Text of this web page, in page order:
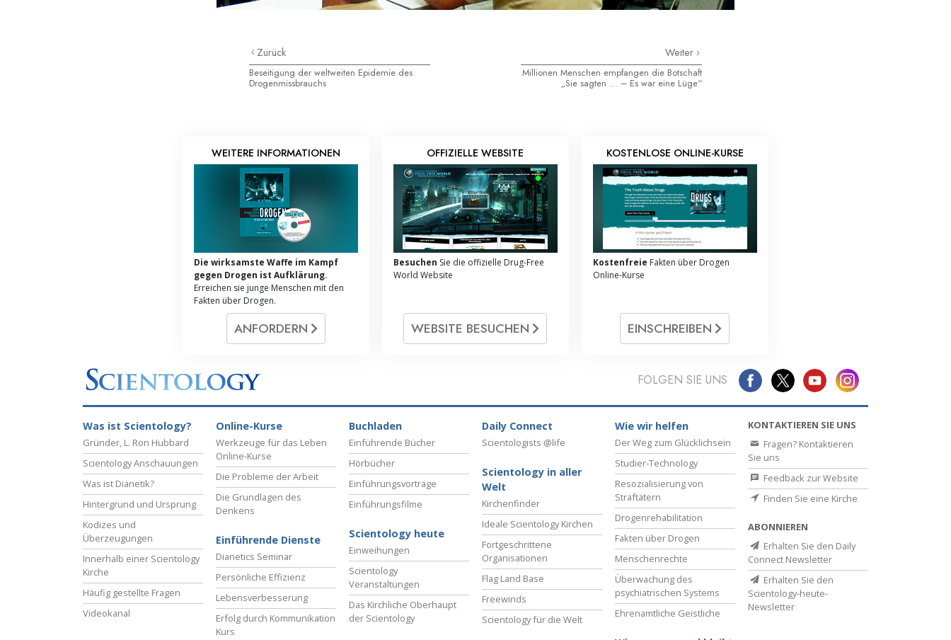
Zurück
Beseitigung der weltweiten Epidemie des
Drogenmissbrauchs
Weiter
Millionen Menschen empfangen die Botschaft
„Sie sagten ... – Es war eine Lüge“
WEITERE INFORMATIONEN
Die wirksamste Waffe im Kampf
gegen Drogen ist Aufklärung.
Erreichen sie junge Menschen mit den
Fakten über Drogen.
ANFORDERN
OFFIZIELLE WEBSITE
Besuchen Sie die offizielle Drug-Free
World Website
WEBSITE BESUCHEN
KOSTENLOSE ONLINE-KURSE
Kostenfreie Fakten über Drogen
Online-Kurse
EINSCHREIBEN
FOLGEN SIE UNS
Was ist Scientology?
Gründer, L. Ron Hubbard
Scientology Anschauungen
Was ist Dianetik?
Hintergrund und Ursprung
Kodizes und
Überzeugungen
Innerhalb einer Scientology
Kirche
Häufig gestellte Fragen
Videokanal
Online-Kurse
Werkzeuge für das Leben
Online-Kurse
Die Probleme der Arbeit
Die Grundlagen des
Denkens
Einführende Dienste
Dianetics Seminar
Persönliche Effizienz
Lebensverbesserung
Erfolg durch Kommunikation
Kurs
Buchladen
Einführende Bücher
Hörbücher
Einführungsvorträge
Einführungsfilme
Scientology heute
Einweihungen
Scientology
Veranstaltungen
Das Kirchliche Oberhaupt
der Scientology
Daily Connect
Scientologists @life
Scientology in aller
Welt
Kirchenfinder
Ideale Scientology Kirchen
Fortgeschrittene
Organisationen
Flag Land Base
Freewinds
Scientology für die Welt
Wie wir helfen
Der Weg zum Glücklichsein
Studier-Technology
Resozialisierung von
Straftätern
Drogenrehabilitation
Fakten über Drogen
Menschenrechte
Überwachung des
psychiatrischen Systems
Ehrenamtliche Geistliche
KONTAKTIEREN SIE UNS
Fragen? Kontaktieren
Sie uns
Feedback zur Website
Finden Sie eine Kirche
ABONNIEREN
Erhalten Sie den Daily
Connect Newsletter
Erhalten Sie den
Scientology-heute-
Newsletter